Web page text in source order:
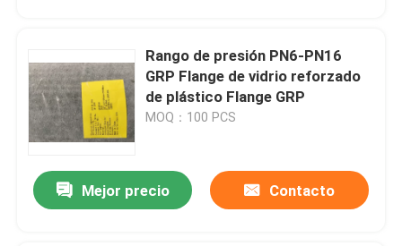
Rango de presión PN6-PN16
GRP Flange de vidrio reforzado
de plástico Flange GRP
MOQ：100 PCS
Mejor precio Contacto